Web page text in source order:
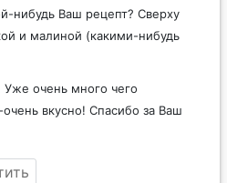
нибудь Ваш рецепт? Сверху
и малиной (какими-нибудь
Уже очень много чего
вкусно! Спасибо за Ваш